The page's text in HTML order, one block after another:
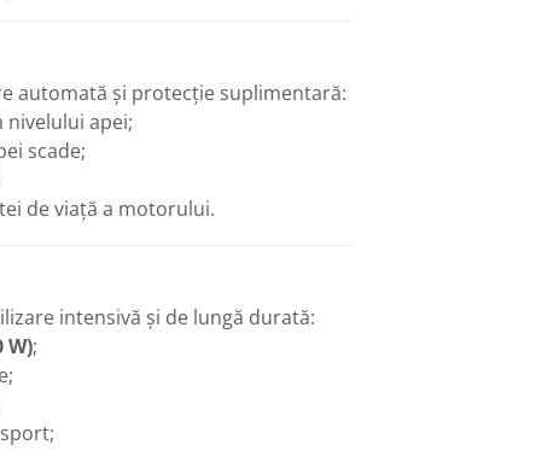
automată și protecție suplimentară:
apei;
scade;
de viață a motorului.
intensivă și de lungă durată:
W);